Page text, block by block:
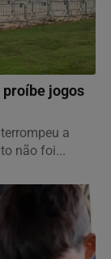
proíbe jogos
a
não foi...